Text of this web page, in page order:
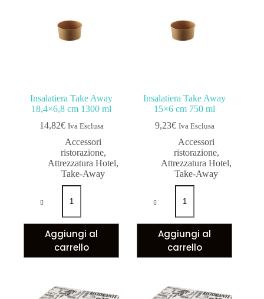
Insalatiera Take Away
18,4×6,8 cm 1300 ml
14,82€ Iva Esclusa
Accessori
ristorazione,
Attrezzatura Hotel,
Take-Away
Aggiungi al
carrello
Insalatiera Take Away
15×6 cm 750 ml
9,23€ Iva Esclusa
Accessori
ristorazione,
Attrezzatura Hotel,
Take-Away
Aggiungi al
carrello